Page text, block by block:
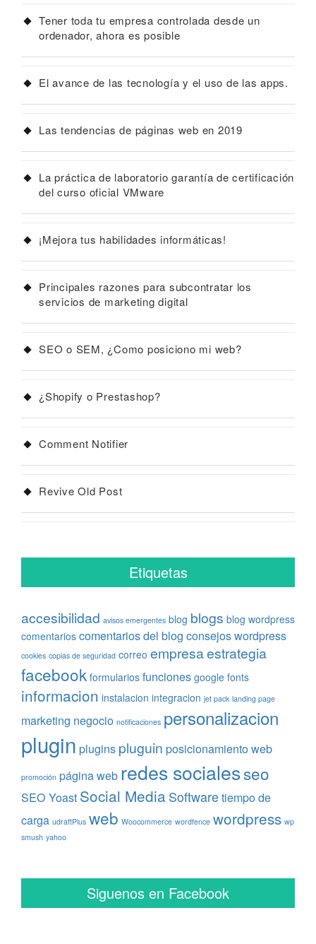
Tener toda tu empresa controlada desde un
ordenador, ahora es posible
El avance de las tecnología y el uso de las apps.
Las tendencias de páginas web en 2019
La práctica de laboratorio garantía de certificación
del curso oficial VMware
¡Mejora tus habilidades informáticas!
Principales razones para subcontratar los
servicios de marketing digital
SEO o SEM, ¿Como posiciono mi web?
¿Shopify o Prestashop?
Comment Notifier
Revive Old Post
Etiquetas
accesibilidad avisos emergentes blog blogs blog wordpress
comentarios comentarios del blog consejos wordpress
cookies copias de seguridad correo empresaestrategia
facebook formularios funciones google fonts
informacion instalacion integracion jet pack landing page
marketing negocio notificaciones personalizacion
plugin plugins pluguin posicionamiento web
promoción página web redes socialesseo
SEO Yoast Social Media Softwaretiempo de
carga udraftPlus web Woocommerce wordfence wordpress wp
smush yahoo
Siguenos en Facebook